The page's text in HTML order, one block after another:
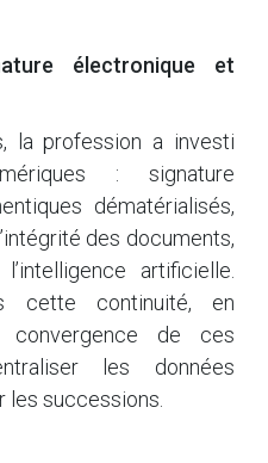
électronique et
la profession a investi
: signature
dématérialisés,
des documents,
artificielle.
cette continuité, en
de ces
les données
successions.